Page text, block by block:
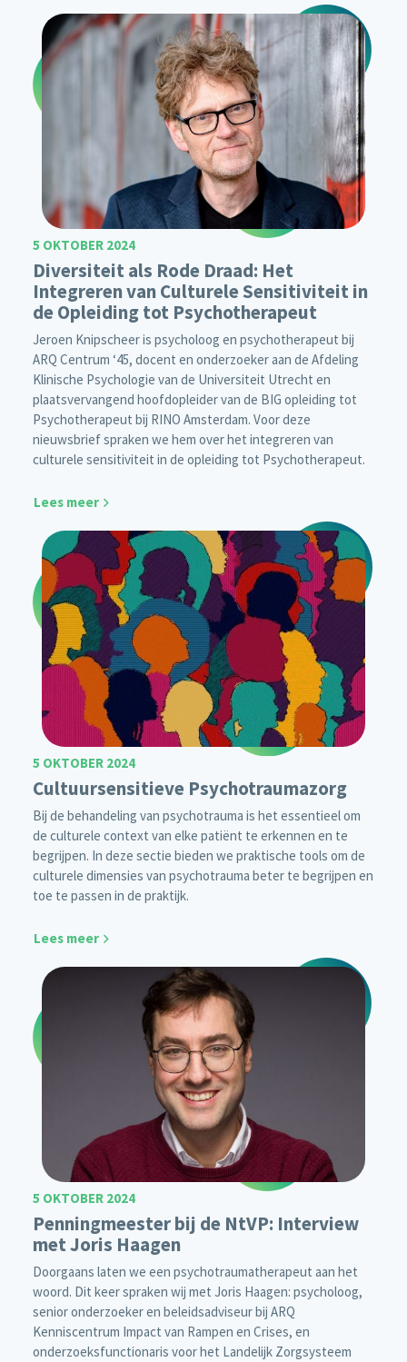
5 OKTOBER 2024
Diversiteit als Rode Draad: Het
Integreren van Culturele Sensitiviteit in
de Opleiding tot Psychotherapeut
Jeroen Knipscheer is psycholoog en psychotherapeut bij
ARQ Centrum ‘45, docent en onderzoeker aan de Afdeling
Klinische Psychologie van de Universiteit Utrecht en
plaatsvervangend hoofdopleider van de BIG opleiding tot
Psychotherapeut bij RINO Amsterdam. Voor deze
nieuwsbrief spraken we hem over het integreren van
culturele sensitiviteit in de opleiding tot Psychotherapeut.
Lees meer
5 OKTOBER 2024
Cultuursensitieve Psychotraumazorg
Bij de behandeling van psychotrauma is het essentieel om
de culturele context van elke patiënt te erkennen en te
begrijpen. In deze sectie bieden we praktische tools om de
culturele dimensies van psychotrauma beter te begrijpen en
toe te passen in de praktijk.
Lees meer
5 OKTOBER 2024
Penningmeester bij de NtVP: Interview
met Joris Haagen
Doorgaans laten we een psychotraumatherapeut aan het
woord. Dit keer spraken wij met Joris Haagen: psycholoog,
senior onderzoeker en beleidsadviseur bij ARQ
Kenniscentrum Impact van Rampen en Crises, en
onderzoeksfunctionaris voor het Landelijk Zorgsysteem